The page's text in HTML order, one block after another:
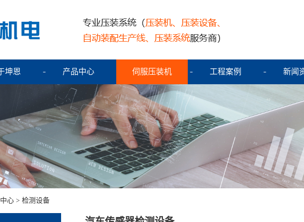
坤恩 产品中心 伺服压装机 工程案例 新闻
心 > 检测设备